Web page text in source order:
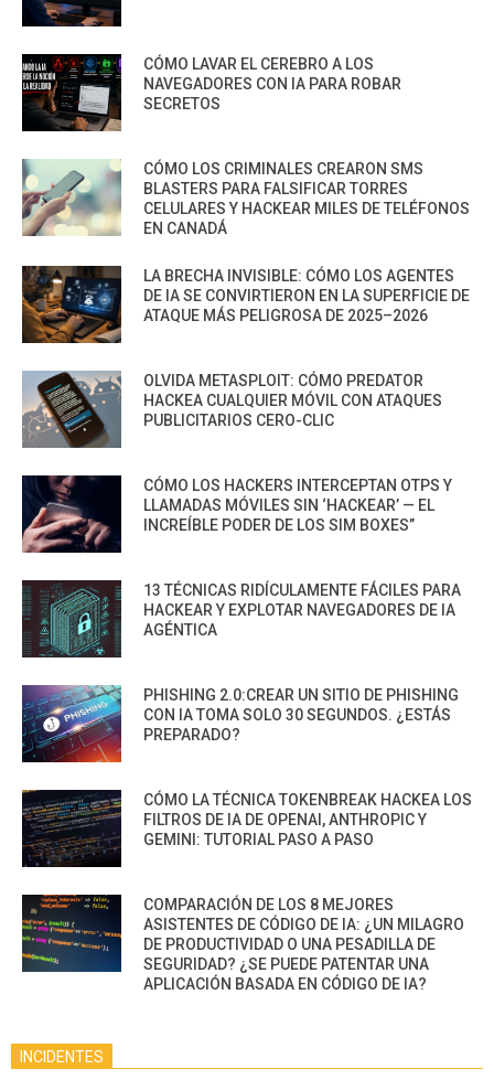
CÓMO LAVAR EL CEREBRO A LOS
NAVEGADORES CON IA PARA ROBAR
SECRETOS
CÓMO LOS CRIMINALES CREARON SMS
BLASTERS PARA FALSIFICAR TORRES
CELULARES Y HACKEAR MILES DE TELÉFONOS
EN CANADÁ
LA BRECHA INVISIBLE: CÓMO LOS AGENTES
DE IA SE CONVIRTIERON EN LA SUPERFICIE DE
ATAQUE MÁS PELIGROSA DE 2025–2026
OLVIDA METASPLOIT: CÓMO PREDATOR
HACKEA CUALQUIER MÓVIL CON ATAQUES
PUBLICITARIOS CERO-CLIC
CÓMO LOS HACKERS INTERCEPTAN OTPS Y
LLAMADAS MÓVILES SIN ‘HACKEAR’ — EL
INCREÍBLE PODER DE LOS SIM BOXES”
13 TÉCNICAS RIDÍCULAMENTE FÁCILES PARA
HACKEAR Y EXPLOTAR NAVEGADORES DE IA
AGÉNTICA
PHISHING 2.0:CREAR UN SITIO DE PHISHING
CON IA TOMA SOLO 30 SEGUNDOS. ¿ESTÁS
PREPARADO?
CÓMO LA TÉCNICA TOKENBREAK HACKEA LOS
FILTROS DE IA DE OPENAI, ANTHROPIC Y
GEMINI: TUTORIAL PASO A PASO
COMPARACIÓN DE LOS 8 MEJORES
ASISTENTES DE CÓDIGO DE IA: ¿UN MILAGRO
DE PRODUCTIVIDAD O UNA PESADILLA DE
SEGURIDAD? ¿SE PUEDE PATENTAR UNA
APLICACIÓN BASADA EN CÓDIGO DE IA?
INCIDENTES